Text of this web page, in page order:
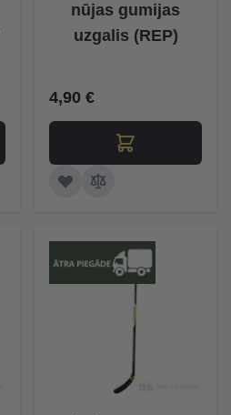
nūjas gumijas
uzgalis (REP)
4,90 €